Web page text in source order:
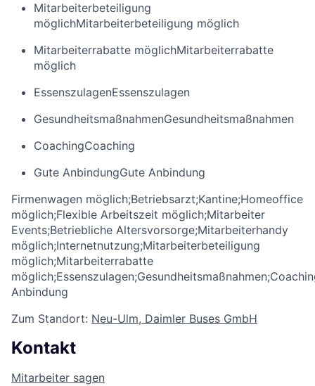
Mitarbeiterbeteiligung
möglichMitarbeiterbeteiligung möglich
Mitarbeiterrabatte möglichMitarbeiterrabatte
möglich
EssenszulagenEssenszulagen
GesundheitsmaßnahmenGesundheitsmaßnahmen
CoachingCoaching
Gute AnbindungGute Anbindung
Firmenwagen möglich;Betriebsarzt;Kantine;Homeoffice
möglich;Flexible Arbeitszeit möglich;Mitarbeiter
Events;Betriebliche Altersvorsorge;Mitarbeiterhandy
möglich;Internetnutzung;Mitarbeiterbeteiligung
möglich;Mitarbeiterrabatte
Anbindung
Zum Standort: Neu-Ulm, Daimler Buses GmbH
Kontakt
Mitarbeiter sagen